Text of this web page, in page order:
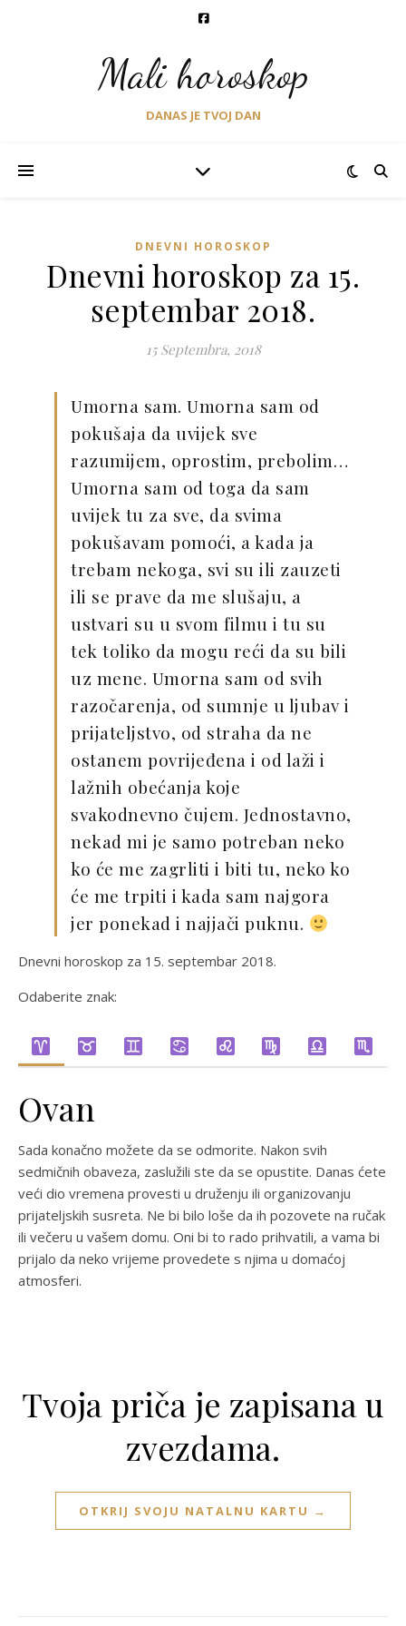
Mali horoskop
DANAS JE TVOJ DAN
DNEVNI HOROSKOP
Dnevni horoskop za 15.
septembar 2018.
15 Septembra, 2018
Umorna sam. Umorna sam od
pokušaja da uvijek sve
razumijem, oprostim, prebolim…
Umorna sam od toga da sam
uvijek tu za sve, da svima
pokušavam pomoći, a kada ja
trebam nekoga, svi su ili zauzeti
ili se prave da me slušaju, a
ustvari su u svom filmu i tu su
tek toliko da mogu reći da su bili
uz mene. Umorna sam od svih
razočarenja, od sumnje u ljubav i
prijateljstvo, od straha da ne
ostanem povrijeđena i od laži i
lažnih obećanja koje
svakodnevno čujem. Jednostavno,
nekad mi je samo potreban neko
ko će me zagrliti i biti tu, neko ko
će me trpiti i kada sam najgora
jer ponekad i najjači puknu.
Dnevni horoskop za 15. septembar 2018.
Odaberite znak:
Ovan
Sada konačno možete da se odmorite. Nakon svih
sedmičnih obaveza, zaslužili ste da se opustite. Danas ćete
veći dio vremena provesti u druženju ili organizovanju
prijateljskih susreta. Ne bi bilo loše da ih pozovete na ručak
ili večeru u vašem domu. Oni bi to rado prihvatili, a vama bi
prijalo da neko vrijeme provedete s njima u domaćoj
atmosferi.
Tvoja priča je zapisana u
zvezdama.
OTKRIJ SVOJU NATALNU KARTU →